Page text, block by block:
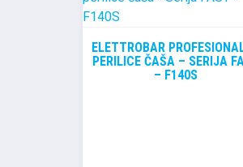
ELETTROBAR
PERILICE ČAŠA – SERIJA
– F140S